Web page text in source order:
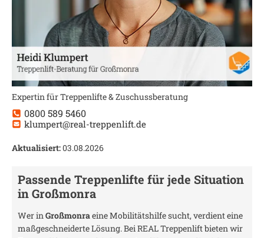
Expertin für Treppenlifte & Zuschussberatung
0800 589 5460
klumpert@real-treppenlift.de
Aktualisiert:03.08.2026
Passende Treppenlifte für jede Situation
inGroßmonra
Wer inGroßmonraeine Mobilitätshilfe sucht, verdient eine
maßgeschneiderte Lösung. Bei REAL Treppenlift bieten wir